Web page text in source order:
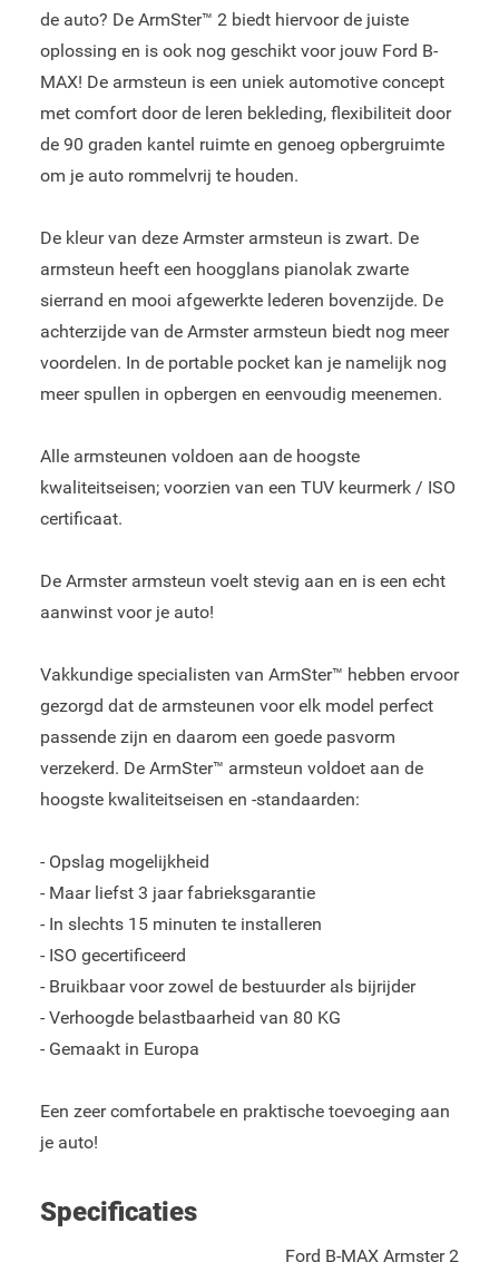
de auto? De ArmSter™ 2 biedt hiervoor de juiste
oplossing en is ook nog geschikt voor jouw Ford B-
MAX! De armsteun is een uniek automotive concept
met comfort door de leren bekleding, flexibiliteit door
de 90 graden kantel ruimte en genoeg opbergruimte
om je auto rommelvrij te houden.
De kleur van deze Armster armsteun is zwart. De
armsteun heeft een hoogglans pianolak zwarte
sierrand en mooi afgewerkte lederen bovenzijde. De
achterzijde van de Armster armsteun biedt nog meer
voordelen. In de portable pocket kan je namelijk nog
meer spullen in opbergen en eenvoudig meenemen.
Alle armsteunen voldoen aan de hoogste
kwaliteitseisen; voorzien van een TUV keurmerk / ISO
certificaat.
De Armster armsteun voelt stevig aan en is een echt
aanwinst voor je auto!
Vakkundige specialisten van ArmSter™ hebben ervoor
gezorgd dat de armsteunen voor elk model perfect
passende zijn en daarom een goede pasvorm
verzekerd. De ArmSter™ armsteun voldoet aan de
hoogste kwaliteitseisen en -standaarden:
- Opslag mogelijkheid
- Maar liefst 3 jaar fabrieksgarantie
- In slechts 15 minuten te installeren
- ISO gecertificeerd
- Bruikbaar voor zowel de bestuurder als bijrijder
- Verhoogde belastbaarheid van 80 KG
- Gemaakt in Europa
Een zeer comfortabele en praktische toevoeging aan
je auto!
Specificaties
Ford B-MAX Armster 2